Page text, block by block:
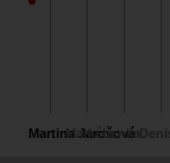
Martina Jarošová
MarkétaLenka